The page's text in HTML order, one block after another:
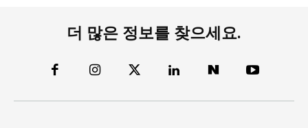
더 많은 정보를 찾으세요.